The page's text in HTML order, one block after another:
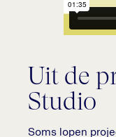
Uit de
Studio
Soms lopen